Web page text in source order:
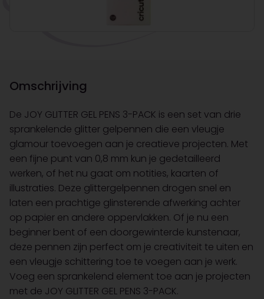
Omschrijving
De JOY GLITTER GEL PENS 3-PACK is een set van drie
sprankelende glitter gelpennen die een vleugje
glamour toevoegen aan je creatieve projecten. Met
een fijne punt van 0,8 mm kun je gedetailleerd
werken, of het nu gaat om notities, kaarten of
illustraties. Deze glittergelpennen drogen snel en
laten een prachtige glinsterende afwerking achter
op papier en andere oppervlakken. Of je nu een
beginner bent of een doorgewinterde kunstenaar,
deze pennen zijn perfect om je creativiteit te uiten en
een vleugje schittering toe te voegen aan je werk.
Voeg een sprankelend element toe aan je projecten
met de JOY GLITTER GEL PENS 3-PACK.